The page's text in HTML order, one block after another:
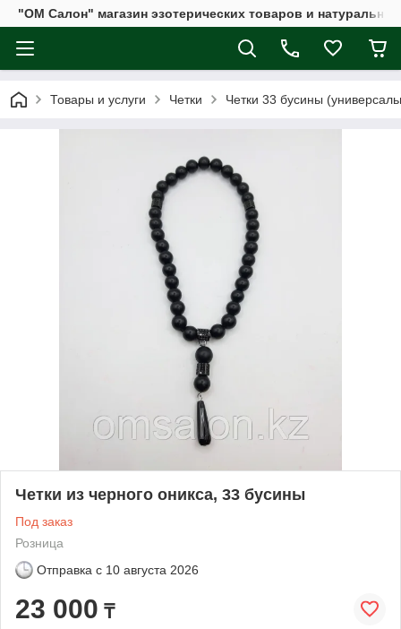
"ОМ Салон" магазин эзотерических товаров и
Товары и услуги Четки Четки 33 бусины
Четки из черного оникса, 33 бусины
Под заказ
Розница
Отправка с 10 августа 2026
23 000 ₸